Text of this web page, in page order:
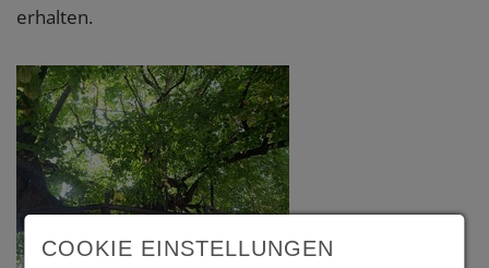
erhalten.
COOKIE EINSTELLUNGEN